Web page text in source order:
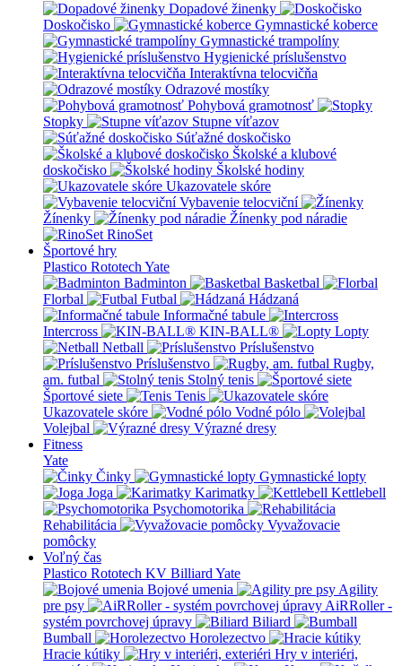
Dopadové žinenky
Doskočisko
Gymnastické koberce
Gymnastické trampolíny
Hygienické príslušenstvo
Interaktívna telocvičňa
Odrazové mostíky
Pohybová gramotnosť
Stopky
Stupne víťazov
Súťažné doskočisko
Školské a klubové
doskočisko
Školské hodiny
Ukazovatele skóre
Vybavenie telocviční
Žínenky
Žínenky pod náradie
RinoSet
Športové hry
Plastico Rototech Yate
Badminton
Basketbal
Florbal
Futbal
Hádzaná
Informačné tabule
Intercross
KIN-BALL®
Lopty
Netball
Príslušenstvo
Príslušenstvo
Rugby,
am. futbal
Stolný tenis
Športové siete
Tenis
Ukazovatele skóre
Vodné pólo
Volejbal
Výrazné dresy
Fitness
Yate
Činky
Gymnastické lopty
Joga
Karimatky
Kettlebell
Psychomotorika
Rehabilitácia
Vyvažovacie
pomôcky
Voľný čas
Plastico Rototech KV Billiard Yate
Bojové umenia
Agility
pre psy
AiRRoller -
systém povrchovej úpravy
Biliard
Bumball
Horolezectvo
Hracie kútiky
Hry v interiéri,